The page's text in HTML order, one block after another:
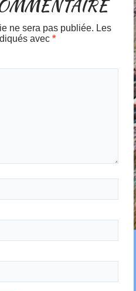
ne sera pas publiée. Les
avec*